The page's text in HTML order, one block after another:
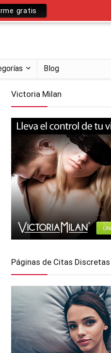
Blog
Victoria Milan
Páginas de Citas Discretas
gratis